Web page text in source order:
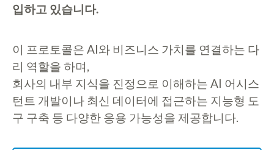
입하고 있습니다.
이 프로토콜은 AI와 비즈니스 가치를 연결하는 다
리 역할을 하며,
회사의 내부 지식을 진정으로 이해하는 AI 어시스
턴트 개발이나 최신 데이터에 접근하는 지능형 도
구 구축 등 다양한 응용 가능성을 제공합니다.